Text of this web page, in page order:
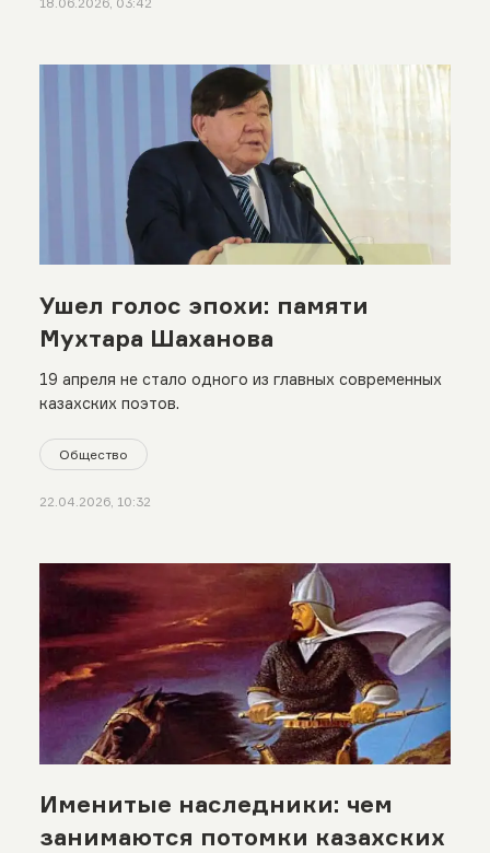
Ушел голос эпохи: памяти
Мухтара Шаханова
19 апреля не стало одного из главных современных
казахских поэтов.
Общество
22.04.2026, 10:32
Именитые наследники: чем
занимаются потомки казахских